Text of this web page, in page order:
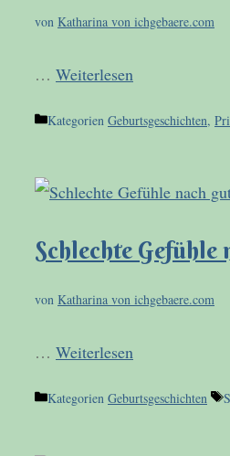
von Katharina von ichgebaere.com
… Weiterlesen
Kategorien Geburtsgeschichten,
Schlechte
von Katharina von ichgebaere.com
… Weiterlesen
Kategorien Geburtsgeschichten